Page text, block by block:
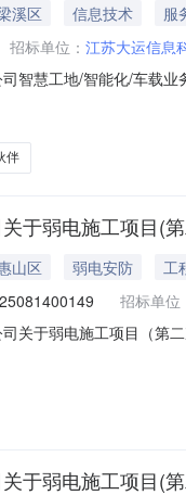
溪区 信息技术 服
招标单位： 江苏大运信息
智慧工地/智能化/车载
伴
于弱电施工项目(
山区 弱电安防 工
招标单位
关于弱电施工项目（第
、项目
于弱电施工项目(